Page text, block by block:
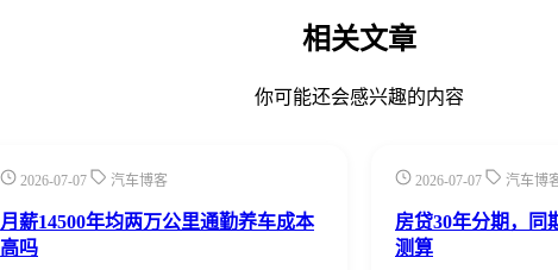
相关文章
你可能还会感兴趣的内容
2026-07-07 汽车博客
月薪14500年均两万公里通勤养车成本
高吗
2026-07-07 汽车博
房贷30年分期，同
测算